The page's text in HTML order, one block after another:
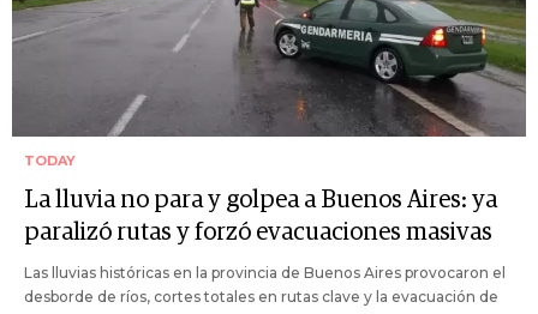
TODAY
La lluvia no para y golpea a Buenos Aires: ya
paralizó rutas y forzó evacuaciones masivas
Las lluvias históricas en la provincia de Buenos Aires provocaron el
desborde de ríos, cortes totales en rutas clave y la evacuación de